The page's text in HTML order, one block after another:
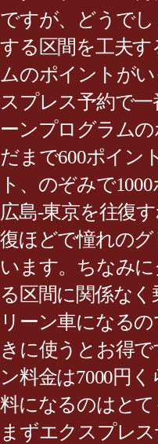
ですが、どうで
する区間を工夫
ムのポイントが
スプレス予約で
ーンプログラム
だまで600ポイン
ト、のぞみで
広島-東京を往復
復ほどで憧れの
います。ちなみ
る区間に関係な
リーン車になる
きに使うとお得
ン料金は7000円
料になるのはとて
まずエクスプレ